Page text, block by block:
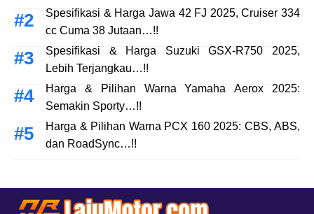
Spesifikasi & Harga Jawa 42 FJ 2025, Cruiser 334
cc Cuma 38 Jutaan…!!
Spesifikasi & Harga Suzuki GSX-R750 2025,
Lebih Terjangkau…!!
Harga & Pilihan Warna Yamaha Aerox 2025:
Semakin Sporty…!!
Harga & Pilihan Warna PCX 160 2025: CBS, ABS,
dan RoadSync…!!